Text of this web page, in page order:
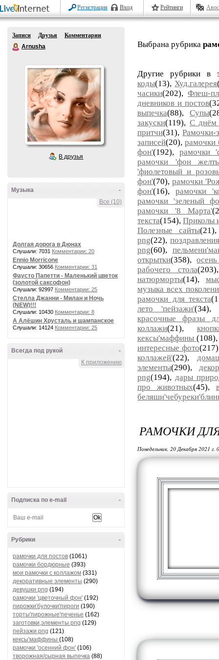
Регистрация Вход Рейтинги
Записи Друзья
Комментарии
Arnusha
В друзья
-
Музыка
Все (10)
Долгая дорога в Дюнах
Слушали: 7031 Комментарии: 20
Ennio Morricone
Слушали: 30656 Комментарии: 31
Фаусто Папетти - Маленький цветок
(золотой саксофон)
Слушали: 92997 Комментарии: 25
Стелла Джанни - Милан и Ночь
(NEW)!!!
Слушали: 10430 Комментарии: 8
А Алёшин Хрусталь и шампанское
Слушали: 14124 Комментарии: 25
-
Всегда под рукой
К приложению
-
Подписка по e-mail
-
Рубрики
рамочки для постов (1061)
рамочки бордюрные (393)
мои рамочки с коллажом (331)
декоративные элементы (290)
девушки png (194)
рамочки 'цветочный фон' (192)
пирожки'булочки'пироги (190)
торты'пирожные'печенье (162)
заготовки,элементы png (129)
пейзажи png (121)
кексы'маффины (108)
рамочки 'осенний фон' (106)
творожная/сырная выпечка (88)
Выбрана рубрика
Другие рубрики в
коды(13),Худ.галерея
часики(202), Флеш-
дневников и постов
выпечка(88),Супы
закуски(119), С днём
притчи(31), Рамочки-
записей(20), рамочки
фон'(192),рамочки
рамочки 'фон
'фиолетовый и
фон'(70), рамочки
фон'(16), рамочки
рамочки 'зеленый
рамочки '8 Марта'
текста(154),Приколы
Полезные сайты
png(22),
png(60),
открытки(358),
рабочего стола
натюрморты(14),
музыка всех
рамочки для текста
лето 'пейзажи'(34),
красочные фразы
коллажи(21),
кексы'маффины
интересные фото
коллажей'(22),
элементы(290),
png(194), дары
про животных(45),
РАМОЧКИ
Понедельник, 20 Декабря 2021 г.